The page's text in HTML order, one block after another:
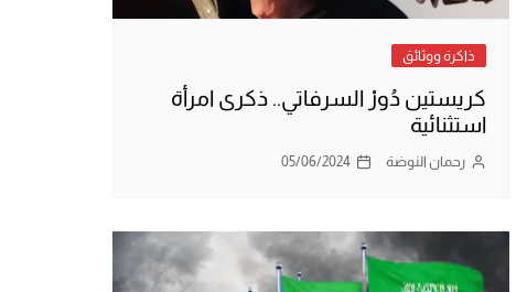
ذاكرة ووثائق
كريستين دُورْ السرفاتي.. ذكرى امرأة
استثنائية
رحمان النوضة 05/06/2024